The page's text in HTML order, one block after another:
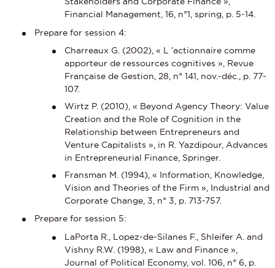
Financial Management, 16, n°1, spring, p. 5-14.
Prepare for session 4:
Charreaux G. (2002), « L ’actionnaire comme
apporteur de ressources cognitives », Revue
Française de Gestion, 28, n° 141, nov.-déc., p. 77-
107.
Wirtz P. (2010), « Beyond Agency Theory: Value
Creation and the Role of Cognition in the
Relationship between Entrepreneurs and
Venture Capitalists », in R. Yazdipour, Advances
in Entrepreneurial Finance, Springer.
Fransman M. (1994), « Information, Knowledge,
Vision and Theories of the Firm », Industrial and
Corporate Change, 3, n° 3, p. 713-757.
Prepare for session 5:
LaPorta R., Lopez-de-Silanes F., Shleifer A. and
Vishny R.W. (1998), « Law and Finance »,
Journal of Political Economy, vol. 106, n° 6, p.